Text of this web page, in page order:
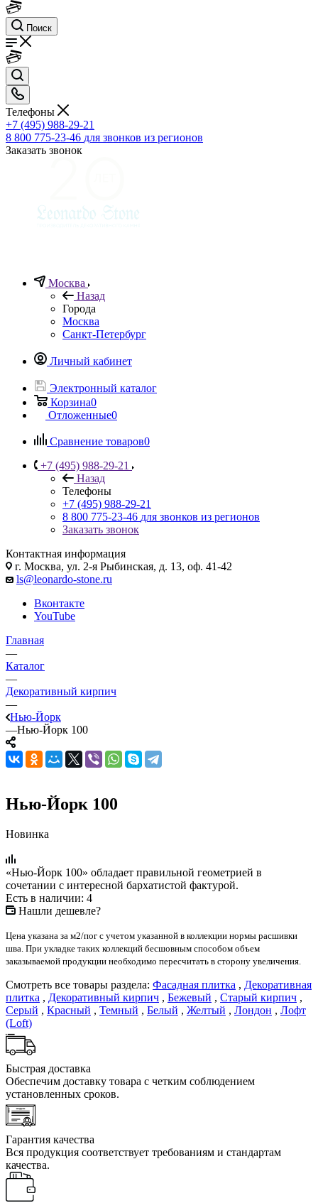
Поиск
Телефоны
+7 (495) 988-29-21
8 800 775-23-46 для звонков из регионов
Заказать звонок
Москва
Назад
Города
Москва
Санкт-Петербург
Личный кабинет
Электронный каталог
Корзина0
Отложенные0
Сравнение товаров0
+7 (495) 988-29-21
Назад
Телефоны
+7 (495) 988-29-21
8 800 775-23-46 для звонков из регионов
Заказать звонок
Контактная информация
г. Москва, ул. 2-я Рыбинская, д. 13, оф. 41-42
ls@leonardo-stone.ru
Вконтакте
YouTube
Главная
—
Каталог
—
Декоративный кирпич
—
Нью-Йорк
—Нью-Йорк 100
Нью-Йорк 100
Новинка
«Нью-Йорк 100» обладает правильной геометрией в
сочетании с интересной бархатистой фактурой.
Есть в наличии: 4
Нашли дешевле?
Цена указана за м2/пог с учетом указанной в коллекции нормы расшивки
шва. При укладке таких коллекций бесшовным способом объем
заказываемой продукции необходимо пересчитать в сторону увеличения.
Смотреть все товары раздела: Фасадная плитка , Декоративная
плитка , Декоративный кирпич , Бежевый , Старый кирпич ,
Серый , Красный , Темный , Белый , Желтый , Лондон , Лофт
(Loft)
Быстрая доставка
Обеспечим доставку товара с четким соблюдением
установленных сроков.
Гарантия качества
Вся продукция соответствует требованиям и стандартам
качества.